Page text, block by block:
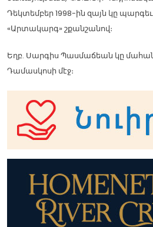
Դեկտեմբեր 1998-ին զայն կը
«Արտակարգ» շքանշանով։
Եղբ. Սարգիս Պասմաճեան կը
Դամասկոսի մէջ։